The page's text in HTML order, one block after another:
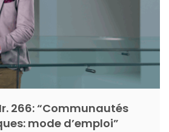
266: “Communautés
mode d’emploi”